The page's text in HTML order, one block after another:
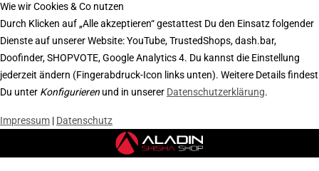
Wie wir Cookies & Co nutzen
Durch Klicken auf „Alle akzeptieren“ gestattest Du den Einsatz folgender
Dienste auf unserer Website: YouTube, TrustedShops, dash.bar,
Doofinder, SHOPVOTE, Google Analytics 4. Du kannst die Einstellung
jederzeit ändern (Fingerabdruck-Icon links unten). Weitere Details findest
Du unter Konfigurieren und in unserer Datenschutzerklärung.
Impressum | Datenschutz